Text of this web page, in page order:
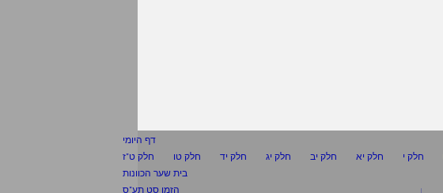
דף היומי
חלק י חלק יא חלק יב חלק יג חלק יד חלק טו
חלק ט"ז
בית שער הכוונות
הזמן סט תע"ס